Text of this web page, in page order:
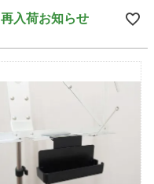
再入荷お知らせ